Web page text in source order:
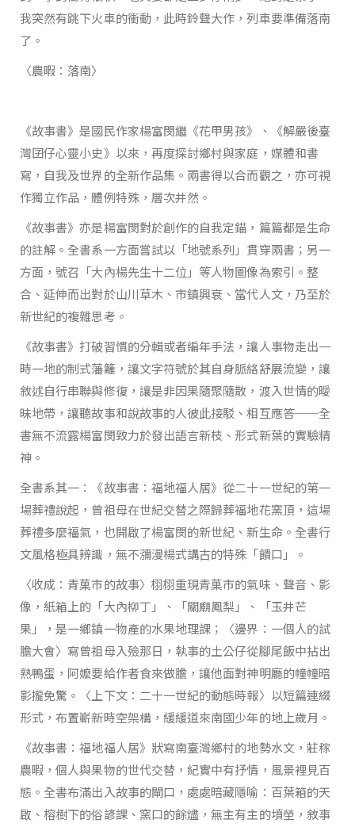
我突然有跳下火車的衝動，此時鈴聲大作，列車要準備落南
了。
〈農暇：落南〉
《故事書》是國民作家楊富閔繼《花甲男孩》、《解嚴後臺
灣囝仔心靈小史》以來，再度探討鄉村與家庭，媒體和書
寫，自我及世界的全新作品集。兩書得以合而觀之，亦可視
作獨立作品，體例特殊，層次井然。
《故事書》亦是楊富閔對於創作的自我定錨，篇篇都是生命
的註解。全書系一方面嘗試以「地號系列」貫穿兩書；另一
方面，號召「大內楊先生十二位」等人物圖像為索引。整
合、延伸而出對於山川草木、市鎮興衰、當代人文，乃至於
新世紀的複雜思考。
《故事書》打破習慣的分輯或者編年手法，讓人事物走出一
時一地的制式藩籬，讓文字符號於其自身脈絡舒展流變，讓
敘述自行串聯與修復，讓是非因果隨聚隨散，渡入世情的曖
昧地帶，讓聽故事和說故事的人彼此接駁、相互應答──全
書無不流露楊富閔致力於發出語言新枝、形式新葉的實驗精
神。
全書系其一：《故事書：福地福人居》從二十一世紀的第一
場葬禮說起，曾祖母在世紀交替之際歸葬福地花窯頂，這場
葬禮多麼福氣，也開啟了楊富閔的新世紀、新生命。全書行
文風格極具辨識，無不瀰漫楊式講古的特殊「饋口」。
〈收成：青菓市的故事〉栩栩重現青菓市的氣味、聲音、影
像，紙箱上的「大內柳丁」、「關廟鳳梨」、「玉井芒
果」，是一鄉鎮一物產的水果地理課；〈邊界：一個人的試
膽大會〉寫曾祖母入殮那日，執事的土公仔從腳尾飯中拈出
熟鴨蛋，阿嬤要給作者食來做膽，讓他面對神明廳的幢幢暗
影攏免驚。〈上下文：二十一世紀的動態時報〉以短篇連綴
形式，布置嶄新時空架構，緩緩道來南國少年的地上歲月。
《故事書：福地福人居》狀寫南臺灣鄉村的地勢水文，莊稼
農暇，個人與果物的世代交替，紀實中有抒情，風景裡見百
態。全書布滿出入故事的閘口，處處暗藏隱喻：百葉箱的天
啟、榕樹下的俗諺課、窯口的餘燼，無主有主的墳塋，敘事